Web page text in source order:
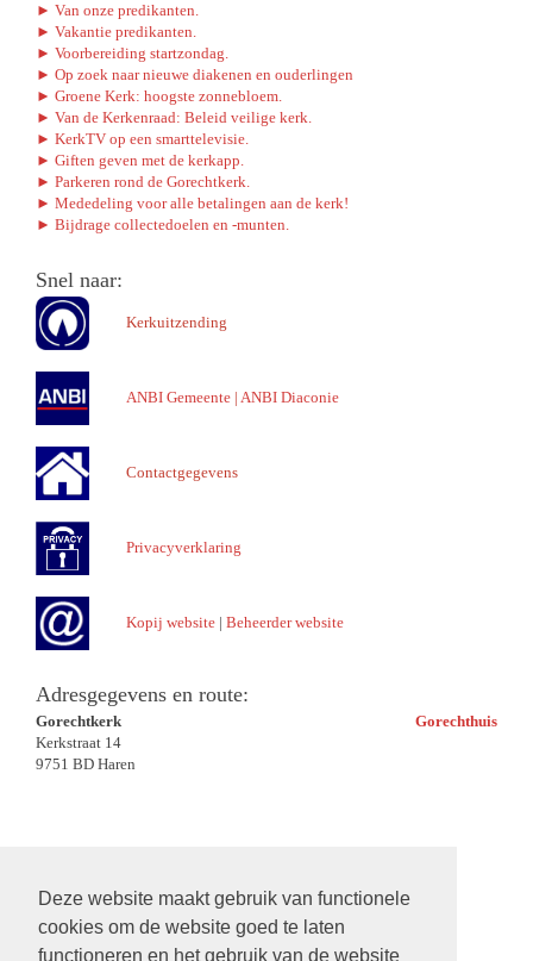
Deze website maakt gebruik van functionele
cookies om de website goed te laten
functioneren en het gebruik van de website
► Van onze predikanten.
► Vakantie predikanten.
► Voorbereiding startzondag.
► Op zoek naar nieuwe diakenen en ouderlingen
► Groene Kerk: hoogste zonnebloem.
► Van de Kerkenraad: Beleid veilige kerk.
► KerkTV op een smarttelevisie.
► Giften geven met de kerkapp.
► Parkeren rond de Gorechtkerk.
► Mededeling voor alle betalingen aan de kerk!
► Bijdrage collectedoelen en -munten.
Snel naar:
Kerkuitzending
ANBI Gemeente | ANBI Diaconie
Contactgegevens
Privacyverklaring
Kopij website | Beheerder website
Adresgegevens en route:
Gorechtkerk
Gorechthuis
Kerkstraat 14
9751 BD Haren